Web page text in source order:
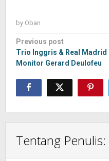
by Oban
Post
navigation
Previous post
Trio Inggris & Real Madrid
Monitor Gerard Deulofeu
Tentang Penulis: